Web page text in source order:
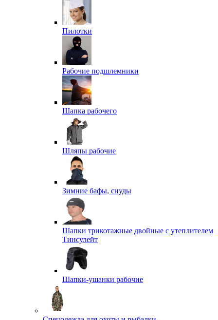
Пилотки
Рабочие подшлемники
Шапка рабочего
Шляпы рабочие
Зимние бафы, снуды
Шапки трикотажные двойные с утеплителем
Тинсулейт
Шапки-ушанки рабочие